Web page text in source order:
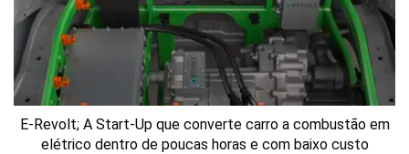
E-Revolt; A Start-Up que converte carro a combustão em
elétrico dentro de poucas horas e com baixo custo